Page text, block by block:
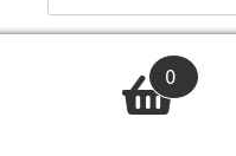
Barilotto – RIP 7100034120G
IVA INCLUSA
0